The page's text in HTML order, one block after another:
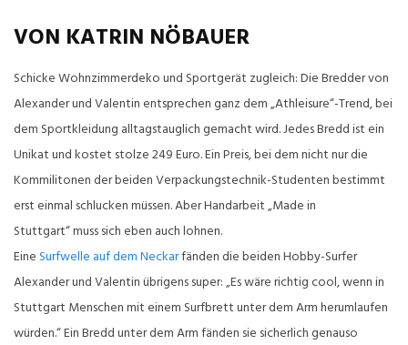
VON KATRIN NÖBAUER
Schicke Wohnzimmerdeko und Sportgerät zugleich: Die Bredder von
Alexander und Valentin entsprechen ganz dem „Athleisure“-Trend, bei
dem Sportkleidung alltagstauglich gemacht wird. Jedes Bredd ist ein
Unikat und kostet stolze 249 Euro. Ein Preis, bei dem nicht nur die
Kommilitonen der beiden Verpackungstechnik-Studenten bestimmt
erst einmal schlucken müssen. Aber Handarbeit „Made in
Stuttgart“ muss sich eben auch lohnen.
EineSurfwelle auf dem Neckarfänden die beiden Hobby-Surfer
Alexander und Valentin übrigens super: „Es wäre richtig cool, wenn in
Stuttgart Menschen mit einem Surfbrett unter dem Arm herumlaufen
würden.“ Ein Bredd unter dem Arm fänden sie sicherlich genauso